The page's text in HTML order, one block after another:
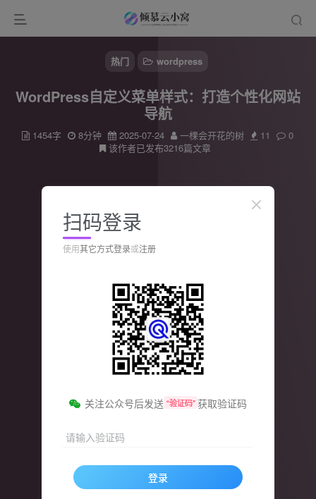
热门 wordpress
WordPress自定义菜单样式：打造个性化网站
导航
1454字 8分钟 2025-07-24 一棵会开花的树 11
0
该作者已发布3216篇文章
扫码登录
使用其它方式登录或注册
关注公众号后发送 “验证码” 获取验证码
请输入验证码
登录